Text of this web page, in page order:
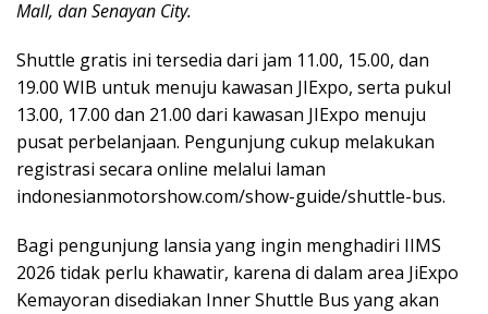
Mall, dan Senayan City.
Shuttle gratis ini tersedia dari jam 11.00, 15.00, dan
19.00 WIB untuk menuju kawasan JIExpo, serta pukul
13.00, 17.00 dan 21.00 dari kawasan JIExpo menuju
pusat perbelanjaan. Pengunjung cukup melakukan
registrasi secara online melalui laman
indonesianmotorshow.com/show-guide/shuttle-bus.
Bagi pengunjung lansia yang ingin menghadiri IIMS
2026 tidak perlu khawatir, karena di dalam area JiExpo
Kemayoran disediakan Inner Shuttle Bus yang akan